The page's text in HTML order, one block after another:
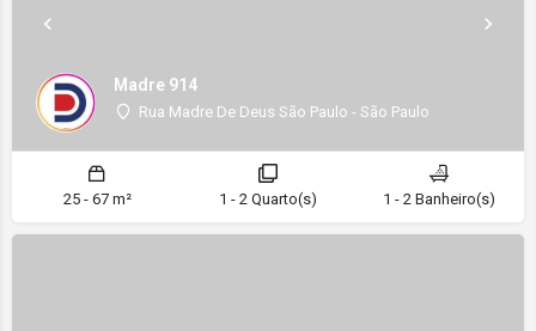
Madre 914
Rua Madre De Deus São Paulo - São Paulo
25 - 67 m² 1 - 2 Quarto(s) 1 - 2 Banheiro(s)